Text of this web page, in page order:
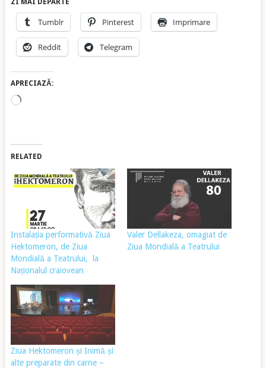
ZI MAI DEPARTE
Tumblr Pinterest Imprimare
Reddit Telegram
APRECIAZĂ:
Încarc...
RELATED
Instalația performativă Ziua
Hektomeron, de Ziua
Mondială a Teatrului, la
Naționalul craiovean
Valer Dellakeza, omagiat de
Ziua Mondială a Teatrului
Ziua Hektomeron și Inimă și
alte preparate din carne –